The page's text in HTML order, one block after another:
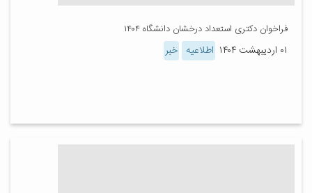
فراخوان دکتری استعداد درخشان دانشگاه ۱۴۰۴
۰۱ اردیبهشت ۱۴۰۴ اطلاعیه خبر